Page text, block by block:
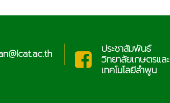
ประชาสัมพันธ์
วิทยาลัยเกษตรและ
เทคโนโลยีลำพูน